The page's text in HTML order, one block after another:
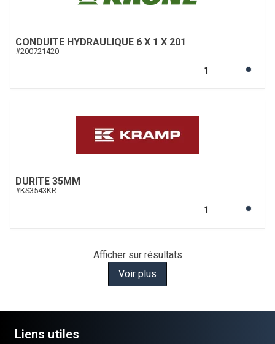
CONDUITE HYDRAULIQUE 6 X 1 X 201
#200721420
DURITE 35MM
#KS3543KR
Afficher sur résultats
Voir plus
Liens utiles